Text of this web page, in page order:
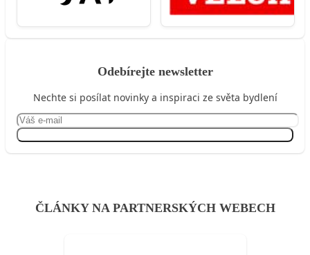
Odebírejte newsletter
Nechte si posílat novinky a inspiraci ze světa bydlení
ČLÁNKY NA PARTNERSKÝCH WEBECH